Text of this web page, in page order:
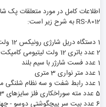
RS-8012 به شرح زیر است:
1 دستگاه دریل شارژی رونیکس 12 ولت مدل 8012
2 عدد باتری 12 ولت لیتیومی کامپکت 1.5 آمپر
1 عدد فست شارژر با سیم بلند
1 عدد متر نواری 3 متری
1 عدد رابط شفت و سه نظام شلنگی منعطف 27 سانتی متری
5 عدد مته سوراخکاری فلز سایزهای 3 - 4 - 5 - 6 - 8 میلی متر
6 عدد بیت سر پیچگوشتی دوسو - چهارسو - ستاره ای